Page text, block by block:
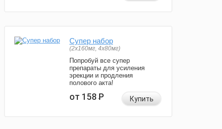
Супер набор
(2х160мг, 4х80мг)
Попробуй все супер
препараты для усиления
эрекции и продления
полового акта!
от 158Р Купить